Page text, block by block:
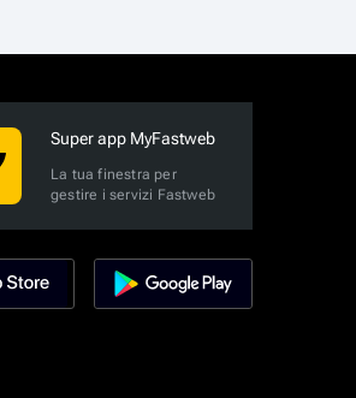
Super app MyFastweb
La tua finestra per
gestire i servizi Fastweb